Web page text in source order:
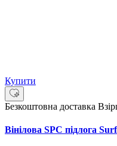
Купити
Безкоштовна доставка
Вінілова SPC підлога